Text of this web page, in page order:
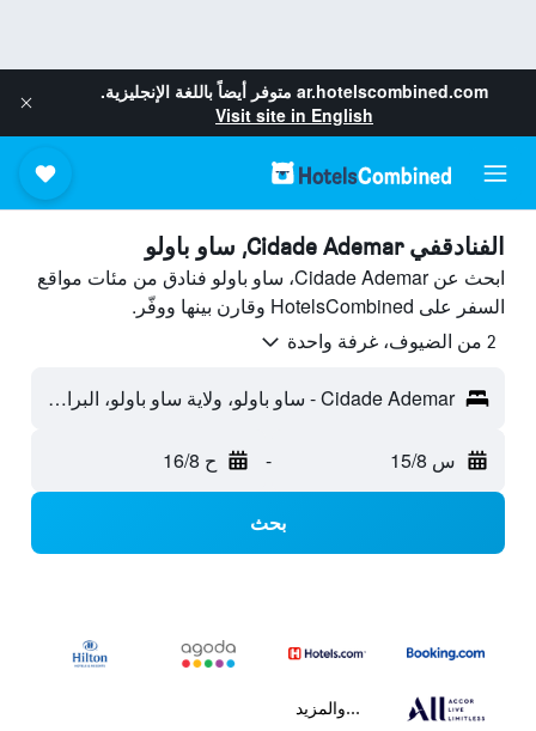
ar.hotelscombined.com متوفر أيضاً باللغة الإنجليزية.
Visit site in English
الفنادقفي Cidade Ademar, ساو باولو
ابحث عن Cidade Ademar، ساو باولو فنادق من مئات مواقع
السفر على HotelsCombined وقارن بينها ووفّر.
2 من الضيوف، غرفة واحدة
Cidade Ademar - ساو باولو، ولاية ساو باولو، البرازيل
س 15/8 - ح 16/8
بحث
...والمزيد